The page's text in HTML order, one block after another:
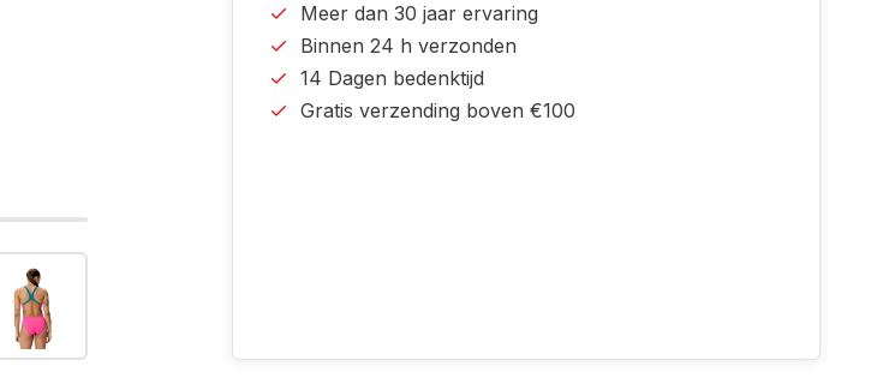
Meer dan 30 jaar ervaring
Binnen 24 h verzonden
14 Dagen bedenktijd
Gratis verzending boven €100